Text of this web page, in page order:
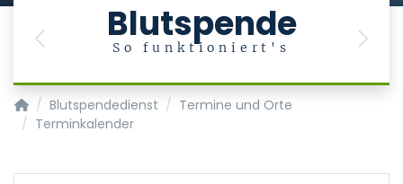
Blutspende
So funktioniert's
Previous Next
Transfusionsmedizin/Blutspendedienst
Blutspendedienst
Termine und Orte
Terminkalender